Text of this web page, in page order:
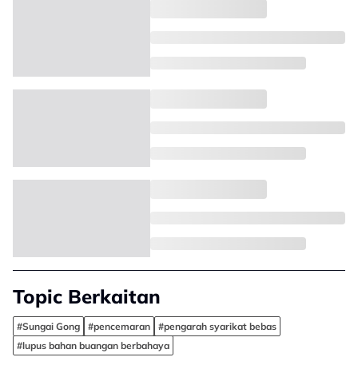
Topic Berkaitan
#Sungai Gong #pencemaran
#pengarah syarikat bebas
#lupus bahan buangan berbahaya